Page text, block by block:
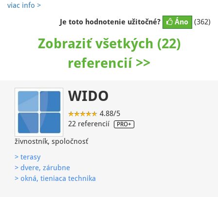
viac info >
Je toto hodnotenie užitočné?
Áno (362)
Zobraziť všetkých (22)
referencií >>
WIDO
4.88/5
22 referencií
PRO+
živnostník, spoločnosť
> terasy
> dvere, zárubne
> okná, tieniaca technika